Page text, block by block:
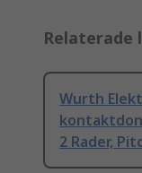
Relaterade
Wurth
kontaktdon
2 Rader,